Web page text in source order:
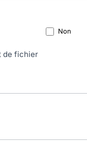
Non
de fichier